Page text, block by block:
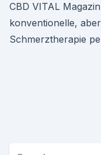
CBD VITAL
konventionelle,
Schmerztherapie